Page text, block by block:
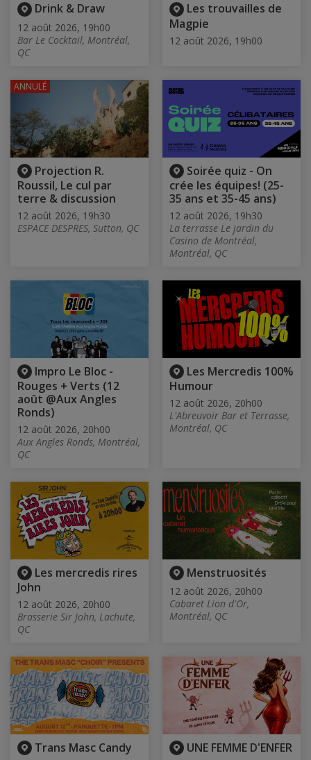
Drink & Draw
12 août 2026, 19h00
Bar Le Cocktail, Montréal,
QC
Les trouvailles de
Magpie
12 août 2026, 19h00
Projection R.
Roussil, Le cul par
terre & discussion
12 août 2026, 19h30
ESPACE DESPRES, Sutton, QC
ANNULÉ
Soirée quiz - On
crée les équipes! (25-
35 ans et 35-45 ans)
12 août 2026, 19h30
La terrasse Le jardin du
Casino de Montréal,
Montréal, QC
Impro Le Bloc -
Rouges + Verts (12
août @Aux Angles
Ronds)
12 août 2026, 20h00
Aux Angles Ronds, Montréal,
QC
Les Mercredis 100%
Humour
12 août 2026, 20h00
L'Abreuvoir Bar et Terrasse,
Montréal, QC
Les mercredis rires
John
12 août 2026, 20h00
Brasserie Sir John, Lachute,
QC
Menstruosités
12 août 2026, 20h00
Cabaret Lion d'Or,
Montréal, QC
Trans Masc Candy UNE FEMME D'ENFER